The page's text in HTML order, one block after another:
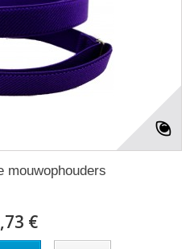
mouwophouders
€